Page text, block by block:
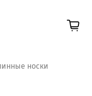
носки